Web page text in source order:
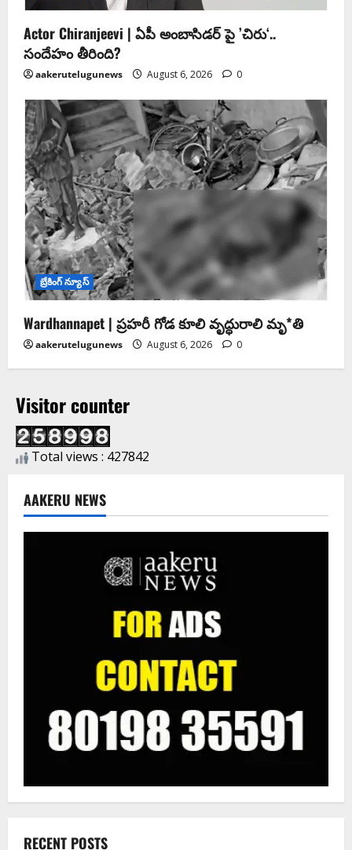
Actor Chiranjeevi | ఏపీ అంబాసిడర్ పై ’చిరు‘..
సందేహం తీరింది?
aakerutelugunews August 6, 2026 0
బ్రేకింగ్ న్యూస్
Wardhannapet | ప్రహరీ గోడ కూలి వృద్ధురాలి మృ*తి
aakerutelugunews August 6, 2026 0
Visitor counter
Total views : 427842
AAKERU NEWS
RECENT POSTS